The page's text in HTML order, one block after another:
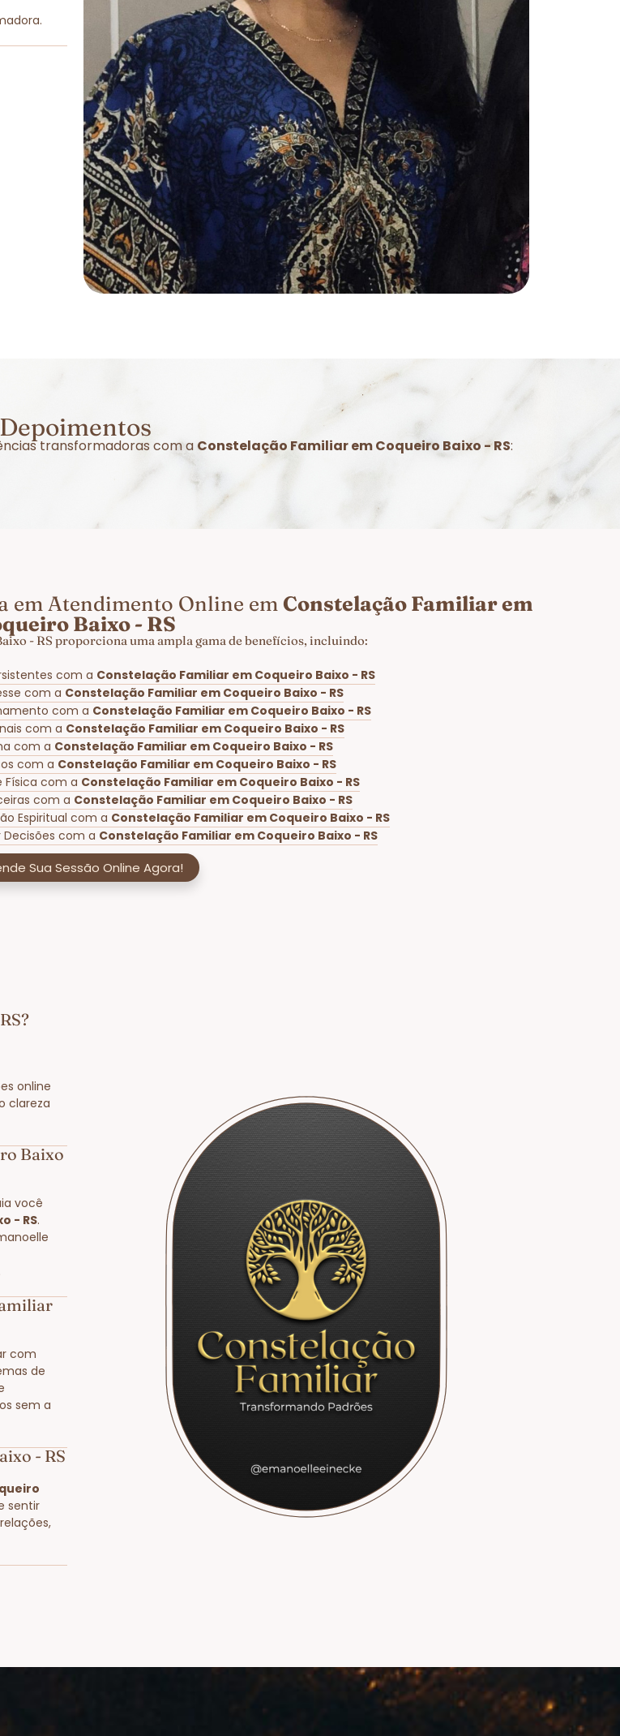
Depoimentos
transformadoras com a Constelação Familiar em Coqueiro Baixo - RS:
em Atendimento Online em Constelação Familiar em
Baixo - RS
- RS proporciona uma ampla gama de benefícios, incluindo:
com a Constelação Familiar em Coqueiro Baixo - RS
com a Constelação Familiar em Coqueiro Baixo - RS
com a Constelação Familiar em Coqueiro Baixo - RS
com a Constelação Familiar em Coqueiro Baixo - RS
com a Constelação Familiar em Coqueiro Baixo - RS
com a Constelação Familiar em Coqueiro Baixo - RS
Física com a Constelação Familiar em Coqueiro Baixo - RS
com a Constelação Familiar em Coqueiro Baixo - RS
Espiritual com a Constelação Familiar em Coqueiro Baixo - RS
com a Constelação Familiar em Coqueiro Baixo - RS
Sua Sessão Online Agora!
online
clareza
Baixo
você
- RS.
com
de
sem a
- RS
sentir